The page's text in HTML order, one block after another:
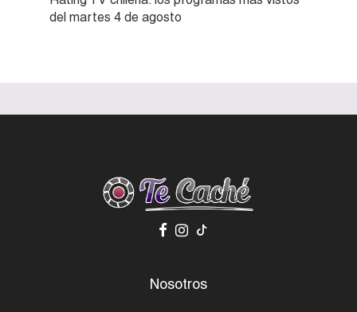
del martes 4 de agosto
Nosotros